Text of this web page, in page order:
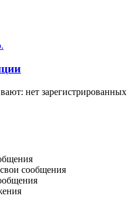
нет зарегистрированных
сообщения